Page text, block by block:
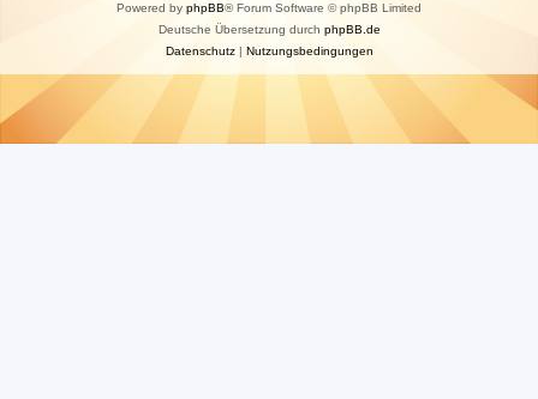
Powered by phpBB® Forum Software © phpBB Limited
Deutsche Übersetzung durch phpBB.de
Datenschutz| Nutzungsbedingungen